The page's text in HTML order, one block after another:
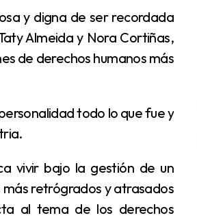
Almeida y Nora Cortiñas,
de derechos humanos más
retrógrados y atrasados
al tema de los derechos